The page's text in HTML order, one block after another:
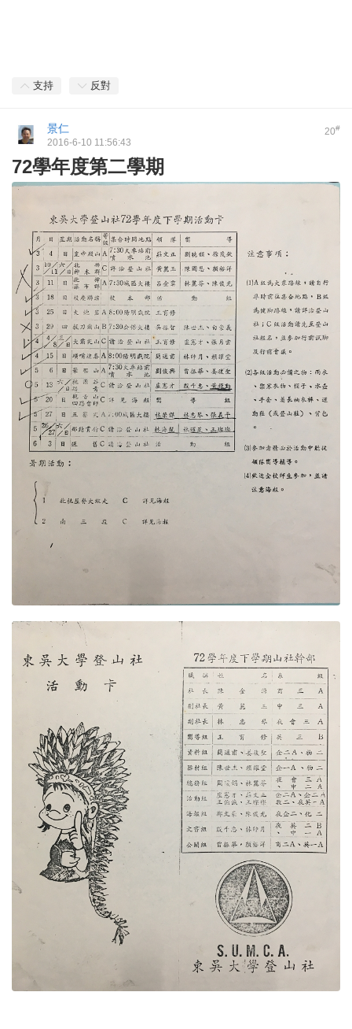
支持 反對
20#
景仁
2016-6-10 11:56:43
72學年度第二學期